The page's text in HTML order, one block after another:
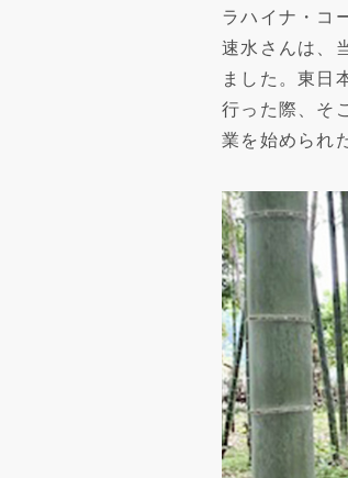
ラハイナ・コ
速水さんは、
ました。東日
行った際、そ
業を始められ